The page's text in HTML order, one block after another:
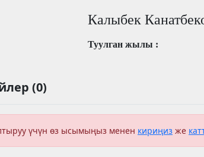
Калыбек
Туулган жылы :
(0)
үчүн өз ысымыңыз менен кириңиз же